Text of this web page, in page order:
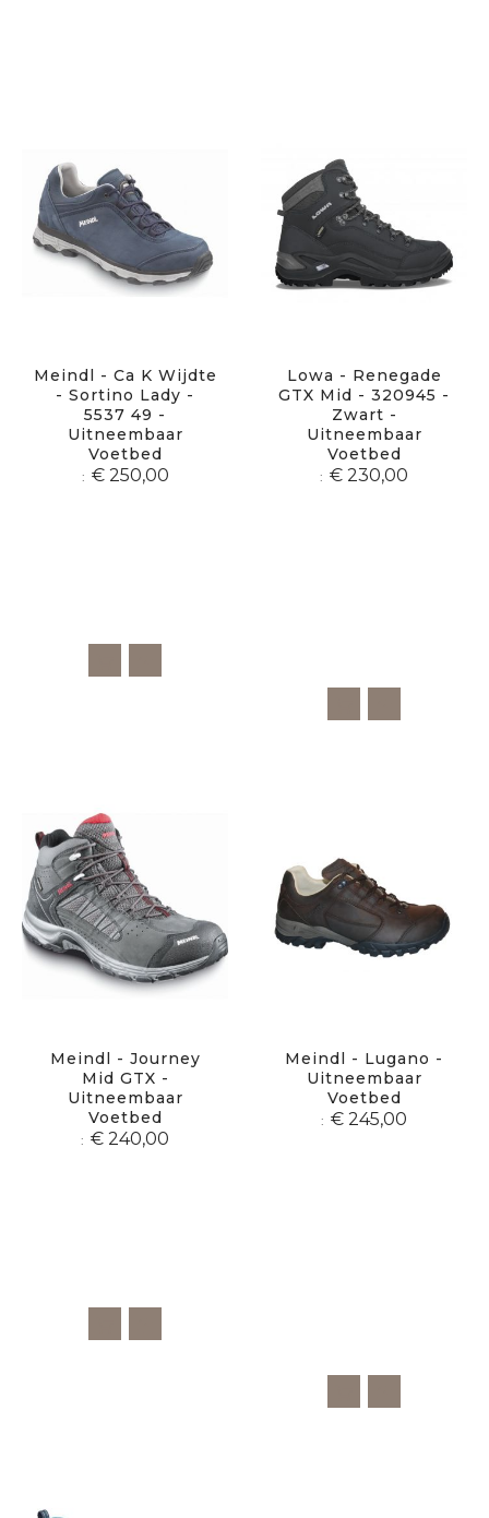
Meindl - Ca K Wijdte
- Sortino Lady -
5537 49 -
Uitneembaar
Voetbed
€ 250,00
Lowa - Renegade
GTX Mid - 320945 -
Zwart -
Uitneembaar
Voetbed
€ 230,00
Meindl - Journey
Mid GTX -
Uitneembaar
Voetbed
€ 240,00
Meindl - Lugano -
Uitneembaar
Voetbed
€ 245,00